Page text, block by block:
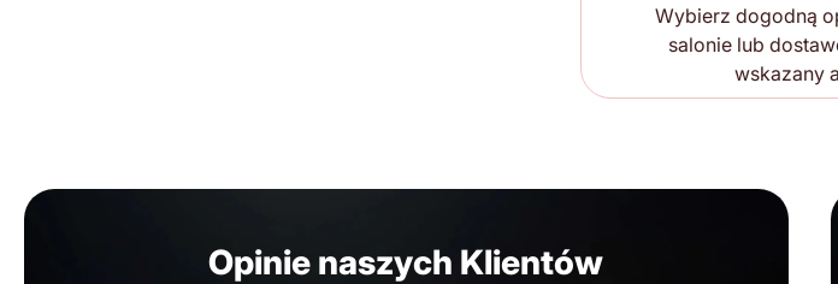
Wybierz dogodną
salonie lub
wskazany
Opinie naszych Klientów